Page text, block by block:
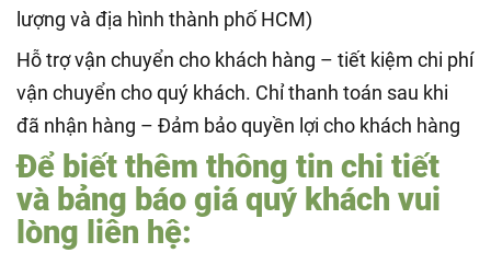
lượng và địa hình thành phố HCM)
Hỗ trợ vận chuyển cho khách hàng – tiết kiệm chi phí
vận chuyển cho quý khách. Chỉ thanh toán sau khi
đã nhận hàng – Đảm bảo quyền lợi cho khách hàng
Để biết thêm thông tin chi tiết
và bảng báo giá quý khách vui
lòng liên hệ: